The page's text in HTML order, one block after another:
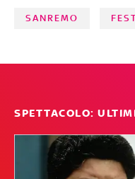
SANREMO
SPETTACOLO: